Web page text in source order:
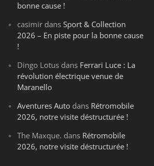
bonne cause !
casimir dansSport & Collection
2026 – En piste pour la bonne cause
!
Dingo Lotus dans Ferrari Luce : La
révolution électrique venue de
Maranello
Aventures Auto dans Rétromobile
2026, notre visite déstructurée !
The Maxque. dans Rétromobile
2026, notre visite déstructurée !